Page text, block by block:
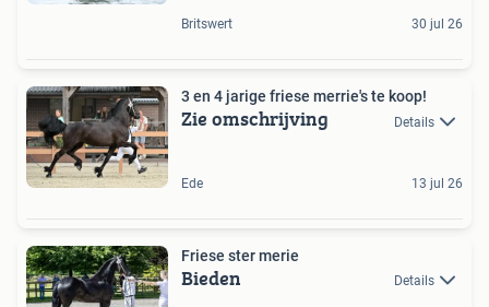
Britswert 30 jul 26
3 en 4 jarige friese merrie's te koop!
Zie omschrijving Details
Ede 13 jul 26
Friese ster merie
Bieden Details